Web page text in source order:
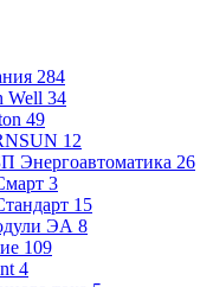
284
Well 34
49
12
Энергоавтоматика 26
3
15
ЭА 8
109
4